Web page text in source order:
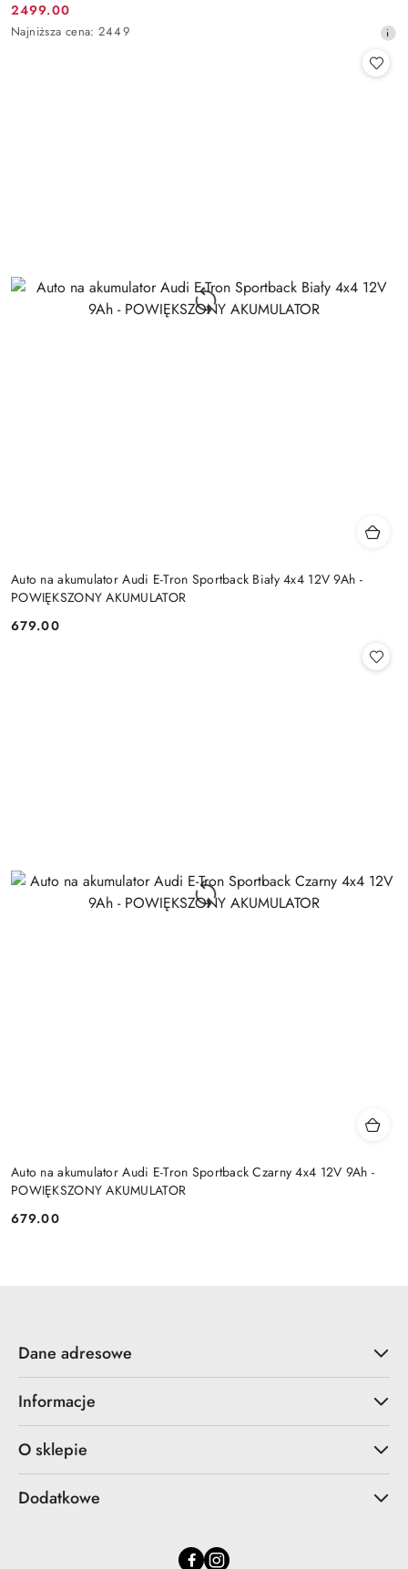
Cena
promocyjna:
2499.00
Najniższa
Najniższa cena: 2449
Auto na akumulator Audi E-Tron Sportback Biały 4x4 12V 9Ah -
POWIĘKSZONY AKUMULATOR
Cena:
679.00
Auto na akumulator Audi E-Tron Sportback Czarny 4x4 12V 9Ah -
POWIĘKSZONY AKUMULATOR
Cena:
679.00
Dane adresowe
Informacje
O sklepie
Dodatkowe